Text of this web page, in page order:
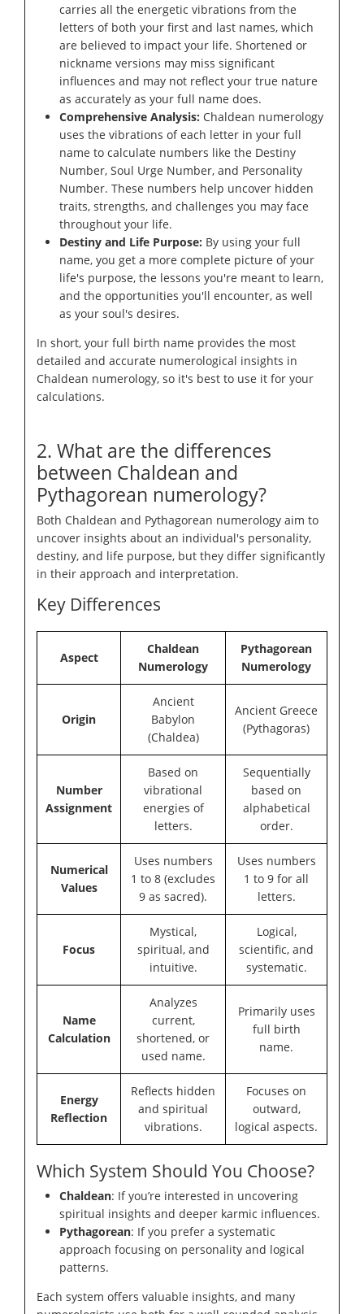
carries all the energetic vibrations from the
letters of both your first and last names, which
are believed to impact your life. Shortened or
nickname versions may miss significant
influences and may not reflect your true nature
as accurately as your full name does.
Comprehensive Analysis: Chaldean numerology
uses the vibrations of each letter in your full
name to calculate numbers like the Destiny
Number, Soul Urge Number, and Personality
Number. These numbers help uncover hidden
traits, strengths, and challenges you may face
throughout your life.
Destiny and Life Purpose: By using your full
name, you get a more complete picture of your
life's purpose, the lessons you're meant to learn,
and the opportunities you'll encounter, as well
as your soul's desires.
In short, your full birth name provides the most
detailed and accurate numerological insights in
Chaldean numerology, so it's best to use it for your
calculations.
2. What are the differences
between Chaldean and
Pythagorean numerology?
Both Chaldean and Pythagorean numerology aim to
uncover insights about an individual's personality,
destiny, and life purpose, but they differ significantly
in their approach and interpretation.
Key Differences
Aspect
Chaldean
Numerology
Pythagorean
Numerology
Origin
Ancient
Babylon
(Chaldea)
Ancient Greece
(Pythagoras)
Number
Assignment
Based on
vibrational
energies of
letters.
Sequentially
based on
alphabetical
order.
Numerical
Values
Uses numbers
1 to 8 (excludes
9 as sacred).
Uses numbers
1 to 9 for all
letters.
Focus
Mystical,
spiritual, and
intuitive.
Logical,
scientific, and
systematic.
Name
Calculation
Analyzes
current,
shortened, or
used name.
Primarily uses
full birth
name.
Energy
Reflection
Reflects hidden
and spiritual
vibrations.
Focuses on
outward,
logical aspects.
Which System Should You Choose?
Chaldean: If you’re interested in uncovering
spiritual insights and deeper karmic influences.
Pythagorean: If you prefer a systematic
approach focusing on personality and logical
patterns.
Each system offers valuable insights, and many